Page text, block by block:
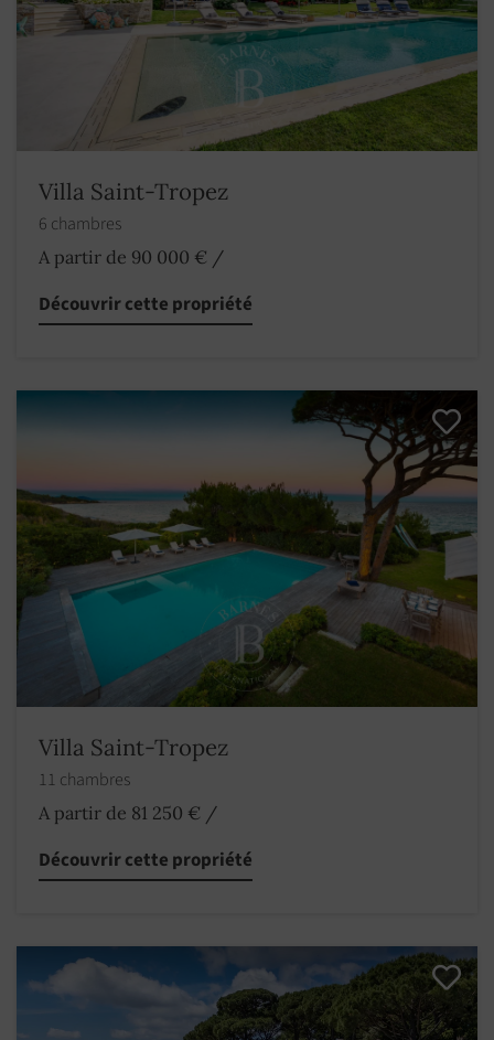
Villa Saint-Tropez
6 chambres
A partir de 90 000 € /
Découvrir cette propriété
Villa Saint-Tropez
11 chambres
A partir de 81 250 € /
Découvrir cette propriété